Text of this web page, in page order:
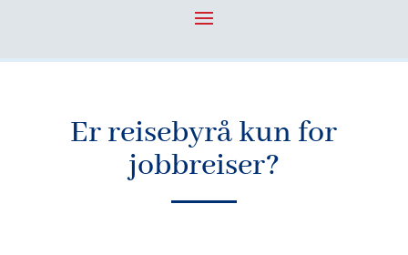
Er reisebyrå kun for
jobbreiser?